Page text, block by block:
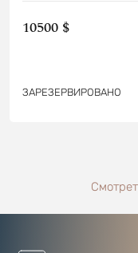
10500 $
ЗАРЕЗЕРВИРОВАНО